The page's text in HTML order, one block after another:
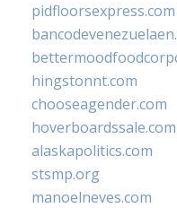
pidfloorsexpress.com
hingstonnt.com
chooseagender.com
hoverboardssale.com
alaskapolitics.com
stsmp.org
manoelneves.com